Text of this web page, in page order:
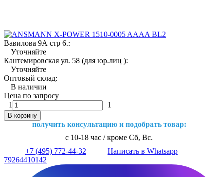
Вавилова 9А стр 6.:
Уточняйте
Кантемировская ул. 58 (для юр.лиц ):
Уточняйте
Оптовый склад:
В наличии
Цена по запросу
1
1
В корзину
получить консультацию и подобрать товар:
с 10-18 час / кроме Сб, Вс.
+7 (495) 772-44-32
Написать в Whatsapp
79264410142